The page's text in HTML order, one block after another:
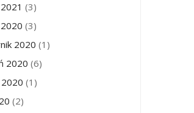
(3)
(3)
2020 (1)
2020 (6)
(1)
(2)